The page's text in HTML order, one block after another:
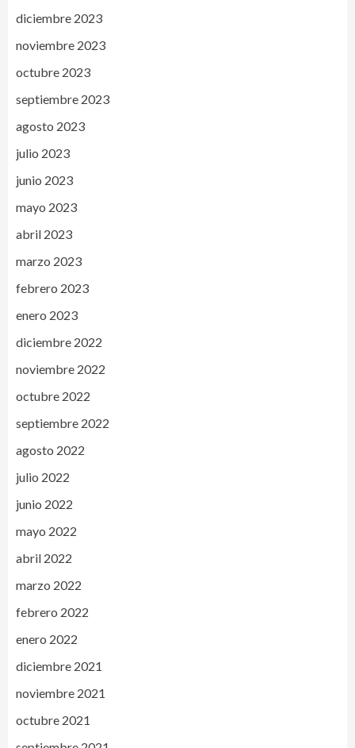
diciembre 2023
noviembre 2023
octubre 2023
septiembre 2023
agosto 2023
julio 2023
junio 2023
mayo 2023
abril 2023
marzo 2023
febrero 2023
enero 2023
diciembre 2022
noviembre 2022
octubre 2022
septiembre 2022
agosto 2022
julio 2022
junio 2022
mayo 2022
abril 2022
marzo 2022
febrero 2022
enero 2022
diciembre 2021
noviembre 2021
octubre 2021